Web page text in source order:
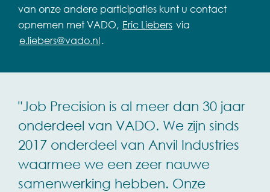
van onze andere participaties kunt u contact
opnemen met VADO, Eric Liebers via
e.liebers@vado.nl.
"Job Precision is al meer dan 30 jaar
onderdeel van VADO. We zijn sinds
2017 onderdeel van Anvil Industries
waarmee we een zeer nauwe
samenwerking hebben. Onze